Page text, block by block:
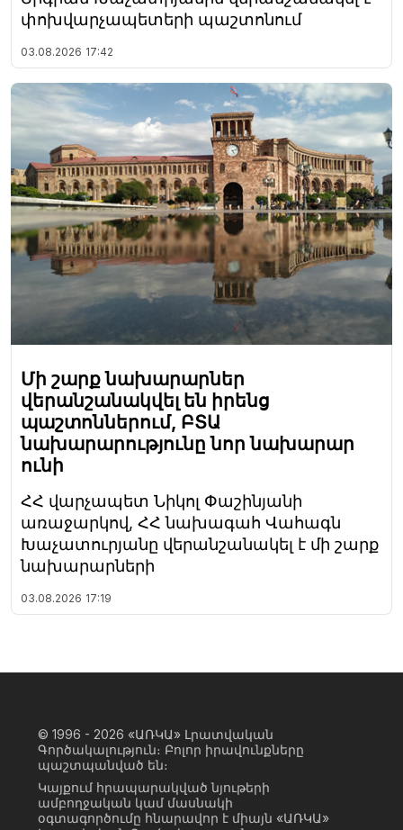
փոխվարչապետերի պաշտոնում
03.08.2026 17:42
Մի շարք նախարարներ
վերանշանակվել են իրենց
պաշտոններում, ԲՏԱ
նախարարությունը նոր նախարար
ունի
ՀՀ վարչապետ Նիկոլ Փաշինյանի
առաջարկով, ՀՀ նախագահ Վահագն
Խաչատուրյանը վերանշանակել է մի շարք
նախարարների
03.08.2026 17:19
© 1996 - 2026 «ԱՌԿԱ» Լրատվական
Գործակալություն։ Բոլոր իրավունքները
պաշտպանված են։
Կայքում հրապարակված նյութերի
ամբողջական կամ մասնակի
օգտագործումը հնարավոր է միայն «ԱՌԿԱ»